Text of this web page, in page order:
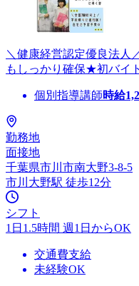
＼健康経営認定優良法人
もしっかり確保★初バイ
個別指導講師時給
勤務地
面接地
千葉県市川市南大野3-8-5
市川大野駅 徒歩12分
シフト
1日1.5時間 週1日からOK
交通費支給
未経験OK